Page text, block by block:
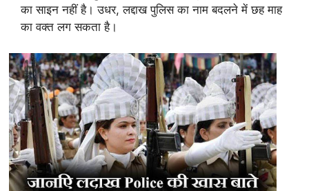
का साइन नहीं है। उधर, लद्दाख पुलिस का नाम बदलने में छह माह
का वक्त लग सकता है।